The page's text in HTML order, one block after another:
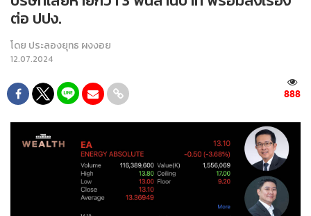
ต่อ ปปง.
โดย ประลองยุทธ ผงงอย
12.07.2024
888